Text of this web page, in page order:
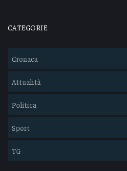
CATEGORIE
Cronaca
Attualità
Politica
Sport
TG